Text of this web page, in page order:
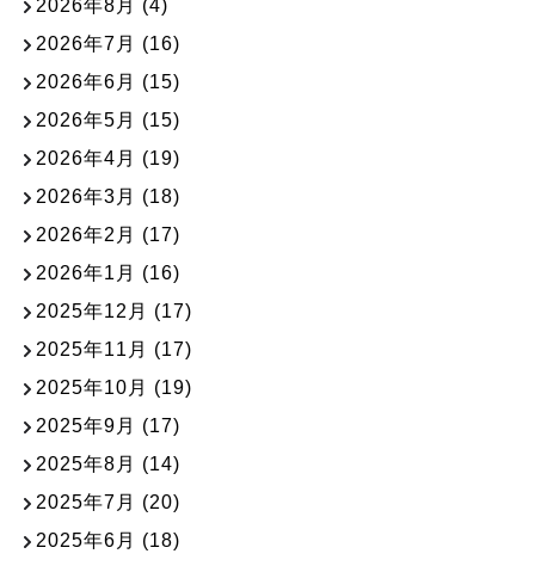
2026年8月 (4)
2026年7月 (16)
2026年6月 (15)
2026年5月 (15)
2026年4月 (19)
2026年3月 (18)
2026年2月 (17)
2026年1月 (16)
2025年12月 (17)
2025年11月 (17)
2025年10月 (19)
2025年9月 (17)
2025年8月 (14)
2025年7月 (20)
2025年6月 (18)